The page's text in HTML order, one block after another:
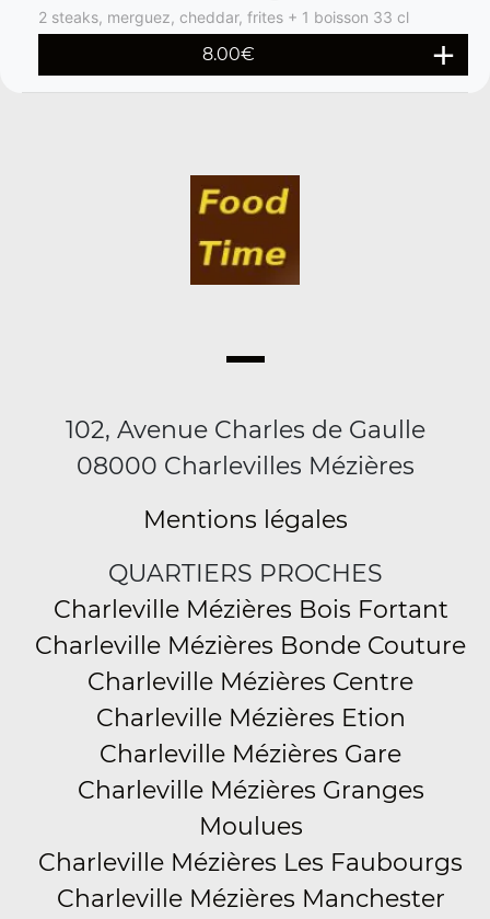
2 steaks, merguez, cheddar, frites + 1 boisson 33 cl
8.00€
102, Avenue Charles de Gaulle
08000 Charlevilles Mézières
Mentions légales
QUARTIERS PROCHES
Charleville Mézières Bois Fortant
Charleville Mézières Bonde Couture
Charleville Mézières Centre
Charleville Mézières Etion
Charleville Mézières Gare
Charleville Mézières Granges
Moulues
Charleville Mézières Les Faubourgs
Charleville Mézières Manchester